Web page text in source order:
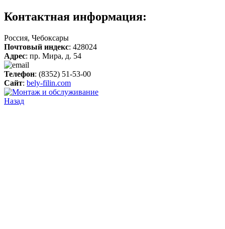
Контактная информация:
Россия, Чебоксары
Почтовый индекс: 428024
Адрес: пр. Мира, д. 54
Телефон: (8352) 51-53-00
Сайт: bely-filin.com
Назад